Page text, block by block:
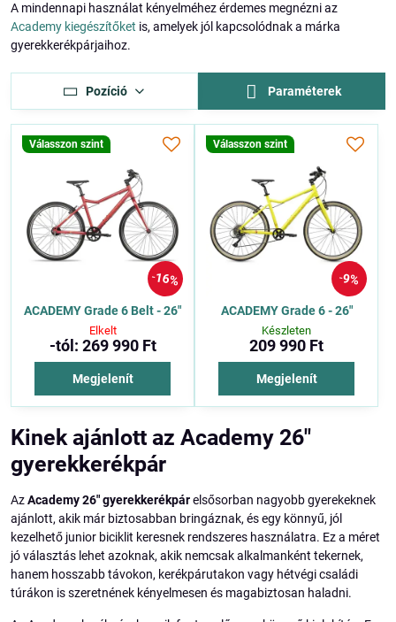
A mindennapi használat kényelméhez érdemes megnézni az
Academy kiegészítőket is, amelyek jól kapcsolódnak a márka
gyerekkerékpárjaihoz.
Pozíció Paraméterek
16%
Válasszon szint
ACADEMY Grade 6 Belt - 26"
Elkelt
-tól: 269 990 Ft
Megjelenít
9%
Válasszon szint
ACADEMY Grade 6 - 26"
Készleten
209 990 Ft
Megjelenít
Kinek ajánlott az Academy 26"
gyerekkerékpár
AzAcademy 26" gyerekkerékpárelsősorban nagyobb gyerekeknek
ajánlott, akik már biztosabban bringáznak, és egy könnyű, jól
kezelhető junior biciklit keresnek rendszeres használatra. Ez a méret
jó választás lehet azoknak, akik nemcsak alkalmanként tekernek,
hanem hosszabb távokon, kerékpárutakon vagy hétvégi családi
túrákon is szeretnének kényelmesen és magabiztosan haladni.